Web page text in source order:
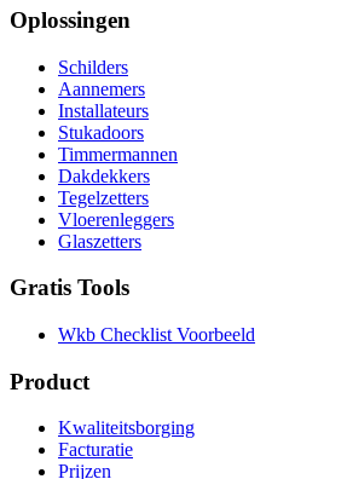
Oplossingen
Schilders
Aannemers
Installateurs
Stukadoors
Timmermannen
Dakdekkers
Tegelzetters
Vloerenleggers
Glaszetters
Gratis Tools
Wkb Checklist Voorbeeld
Product
Kwaliteitsborging
Facturatie
Prijzen